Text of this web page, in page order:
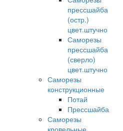
прессшайба
(остр.)
цвет.штучно
Саморезы
прессшайба
(сверло)
цвет.штучно
Саморезы
конструкционные
Потай
Прессшайба
Саморезы